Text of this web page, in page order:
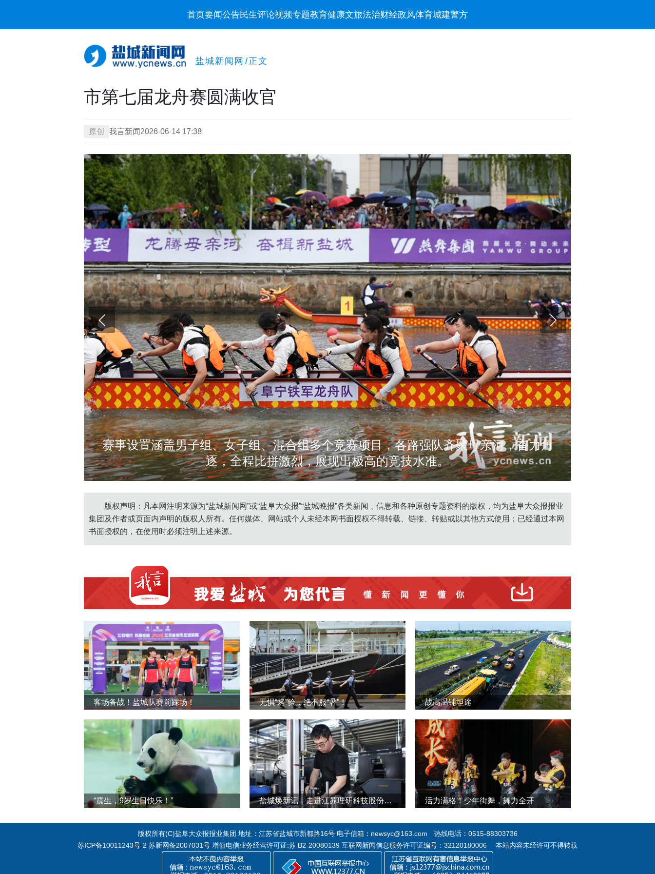
首页要闻公告民生评论视频专题教育健康文旅法治财经政风体育城建警方
盐城新闻网 /正文
市第七届龙舟赛圆满收官
原创 我言新闻 2026-06-14 17:38
赛事设置涵盖男子组、女子组、混合组多个竞赛项目，各路强队齐聚母亲河，奋力角
逐，全程比拼激烈，展现出极高的竞技水准。
版权声明：凡本网注明来源为“盐城新闻网”或“盐阜大众报”“盐城晚报”各类新闻﹑信息和各种原创专题资料的版权，均为盐阜大众报报业
集团及作者或页面内声明的版权人所有。任何媒体、网站或个人未经本网书面授权不得转载、链接、转贴或以其他方式使用；已经通过本网
书面授权的，在使用时必须注明上述来源。
客场备战！盐城队赛前踩场！ 无惧“烤”验，绝不服“暑”！ 战高温铺坦途
“震生，9岁生日快乐！” 盐城焕新记丨走进江苏理研科技股份有限公司 活力满格！少年街舞，舞力全开
版权所有(C)盐阜大众报报业集团 地址：江苏省盐城市新都路16号 电子信箱：newsyc@163.com 热线电话：0515-88303736
苏ICP备10011243号-2 苏新网备2007031号 增值电信业务经营许可证:苏 B2-20080139 互联网新闻信息服务许可证编号：32120180006 本站内容未经许可不得转载